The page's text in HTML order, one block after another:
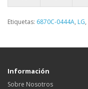
Etiquetas: 6870C-0444A, LG,
Información
Sobre Nosotros